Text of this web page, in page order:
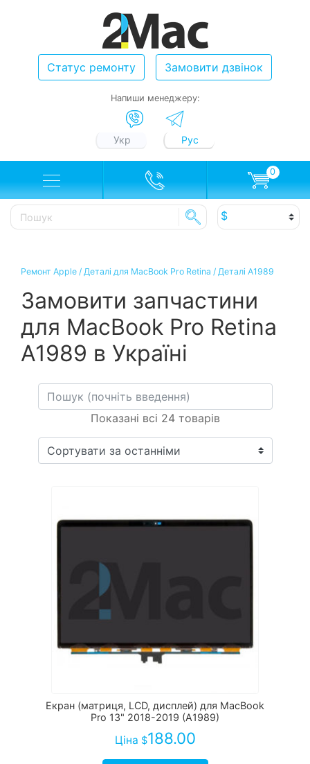
Статус ремонту Замовити дзвінок
Напиши менеджеру:
Укр Рус
0
Ремонт Apple / Деталі для MacBook Pro Retina / Деталі A1989
Замовити запчастини
для MacBook Pro Retina
A1989 в Україні
Показані всі 24 товарів
Екран (матриця, LCD, дисплей) для MacBook
Pro 13" 2018-2019 (A1989)
Ціна $188.00